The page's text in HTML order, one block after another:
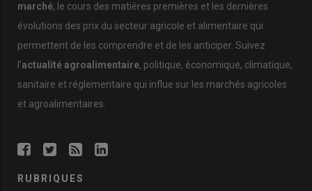
marché, le cours des matières premières et les dernières
évolutions des prix du secteur agricole et alimentaire qui
permettent de les comprendre et de les anticiper. Suivez
l'actualité agroalimentaire, politique, économique, climatique,
sanitaire et réglementaire qui influe sur les marchés agricoles
et agroalimentaires.
RUBRIQUES